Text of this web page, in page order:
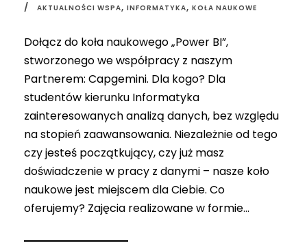
AKTUALNOŚCI WSPA, INFORMATYKA, KOŁA NAUKOWE
Dołącz do koła naukowego „Power BI”,
stworzonego we współpracy z naszym
Partnerem: Capgemini. Dla kogo? Dla
studentów kierunku Informatyka
zainteresowanych analizą danych, bez względu
na stopień zaawansowania. Niezależnie od tego
czy jesteś początkujący, czy już masz
doświadczenie w pracy z danymi – nasze koło
naukowe jest miejscem dla Ciebie. Co
oferujemy? Zajęcia realizowane w formie...